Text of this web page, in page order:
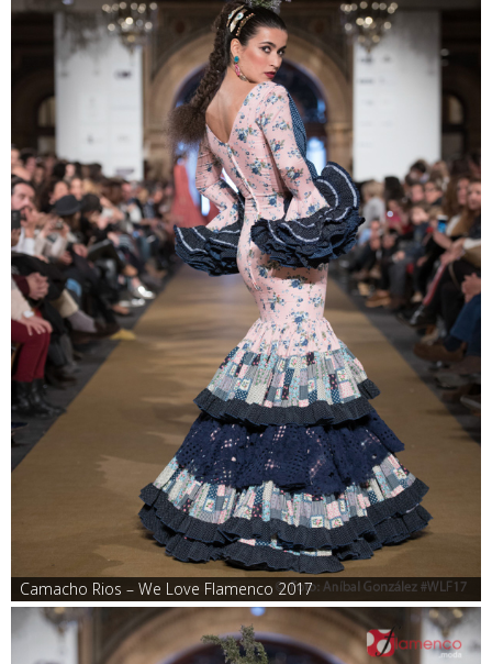
Camacho Rios – We Love Flamenco 2017